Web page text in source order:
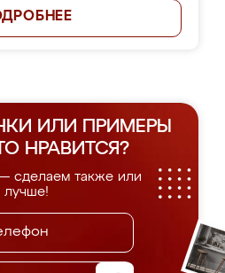
ИЛИ ПРИМЕРЫ
НРАВИТСЯ?
сделаем также или
лучше!